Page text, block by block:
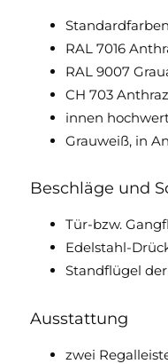
RAL 7016
RAL 9007
CH 703
innen
Grauweiß, in
Beschläge und
Tür-bzw.
Edelstahl-
Standflügel
Ausstattung
zwei